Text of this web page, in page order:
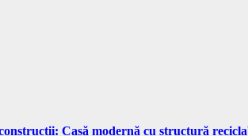
Casă modernă cu structură